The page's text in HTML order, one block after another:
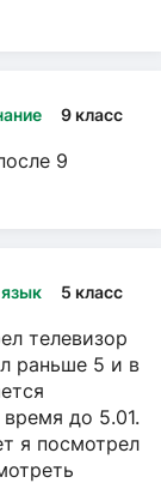
9 класс
9
5 класс
телевизор
раньше 5 и в
до 5.01.
я посмотрел